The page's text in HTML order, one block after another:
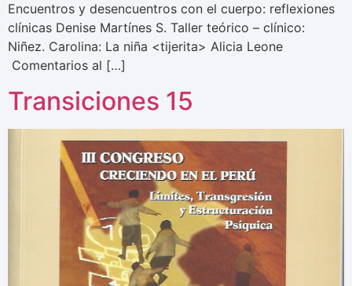
Encuentros y desencuentros con el cuerpo: reflexiones
clínicas Denise Martínes S. Taller teórico – clínico:
Niñez. Carolina: La niña <tijerita> Alicia Leone
Comentarios al […]
Transiciones 15